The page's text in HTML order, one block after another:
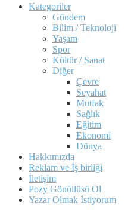
Kategoriler
Gündem
Bilim / Teknoloji
Yaşam
Spor
Kültür / Sanat
Diğer
Çevre
Seyahat
Mutfak
Sağlık
Eğitim
Ekonomi
Dünya
Hakkımızda
Reklam ve İş birliği
İletişim
Pozy Gönüllüsü Ol
Yazar Olmak İstiyorum